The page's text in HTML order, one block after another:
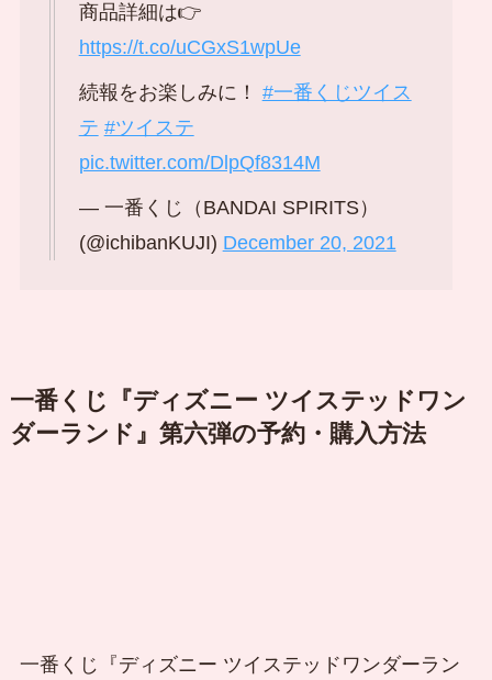
商品詳細は👉
https://t.co/uCGxS1wpUe
続報をお楽しみに！ #一番くじツイス
テ #ツイステ
pic.twitter.com/DlpQf8314M
— 一番くじ（BANDAI SPIRITS）
(@ichibanKUJI) December 20, 2021
一番くじ『ディズニー ツイステッドワン
ダーランド』第六弾の予約・購入方法
一番くじ『ディズニー ツイステッドワンダーラン